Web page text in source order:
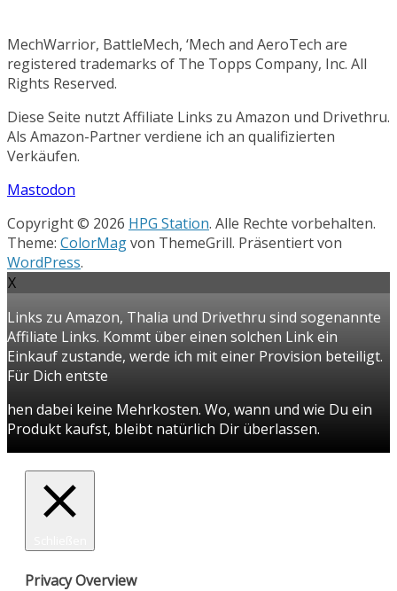
MechWarrior, BattleMech, ‘Mech and AeroTech are
registered trademarks of The Topps Company, Inc. All
Rights Reserved.
Diese Seite nutzt Affiliate Links zu Amazon und Drivethru.
Als Amazon-Partner verdiene ich an qualifizierten
Verkäufen.
Mastodon
Copyright © 2026 HPG Station. Alle Rechte vorbehalten.
Theme: ColorMagvon ThemeGrill. Präsentiert von
WordPress.
X
Links zu Amazon, Thalia und Drivethru sind sogenannte
Affiliate Links. Kommt über einen solchen Link ein
Einkauf zustande, werde ich mit einer Provision beteiligt.
Für Dich entste
hen dabei keine Mehrkosten. Wo, wann und wie Du ein
Produkt kaufst, bleibt natürlich Dir überlassen.
Privacy Overview